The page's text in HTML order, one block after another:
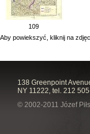
109
Aby powiekszyć, kliknij na
138 Greenpoint
NY 11222, tel. 212
© 2002-2011 Józef